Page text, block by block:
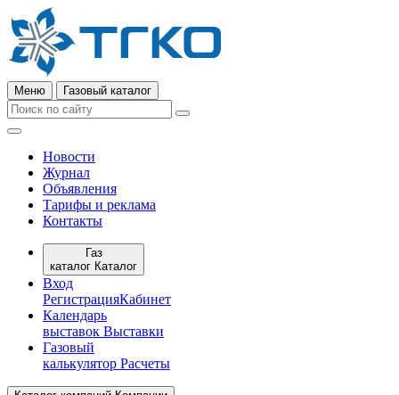
Меню Газовый каталог
Новости
Журнал
Объявления
Тарифы и реклама
Контакты
Газ
каталог Каталог
Вход
РегистрацияКабинет
Календарь
выставок Выставки
Газовый
калькулятор Расчеты